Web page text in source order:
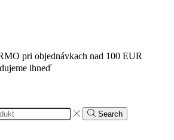
pri objednávkach nad 100 EUR
ihneď
Search